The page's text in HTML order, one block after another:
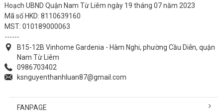
Hoạch UBND Quận Nam Từ Liêm ngày 19 tháng 07 năm 2023
Mã số HKD: 8110639160
MST: 010189000063
------
B15-12B Vinhome Gardenia - Hàm Nghi, phường Cầu Diễn, quận
Nam Từ Liêm
0986703402
ksnguyenthanhluan87@gmail.com
FANPAGE